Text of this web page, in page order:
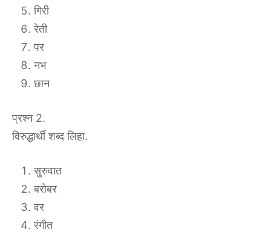
गिरी
रेती
पर
नभ
छान
प्रश्न 2.
विरुद्धार्थी शब्द लिहा.
सुरुवात
बरोबर
वर
रंगीत